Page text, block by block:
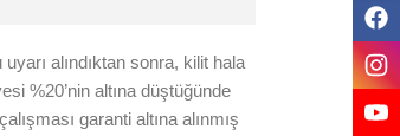
alındıktan sonra, kilit hala
%20’nin altına düştüğünde
garanti altına alınmış